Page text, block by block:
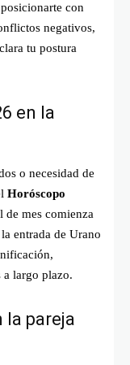
con
negativos,
tu postura
en la
o necesidad de
Horóscopo
de mes comienza
entrada de Urano
largo plazo.
la pareja